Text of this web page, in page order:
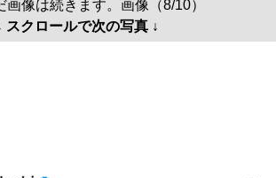
画像は続きます。画像（8/10）
スクロールで次の写真 ↓